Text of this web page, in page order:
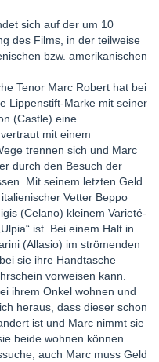
sich auf der um 10
des Films, in der teilweise
bzw. amerikanischen
Tenor Marc Robert hat bei
Lippenstift-Marke mit seiner
(Castle) eine
mit einem
trennen sich und Marc
durch den Besuch der
Mit seinem letzten Geld
Vetter Beppo
(Celano) kleinem Varieté-
ist. Bei einem Halt in
(Allasio) im strömenden
sie ihre Handtasche
vorweisen kann.
ihrem Onkel wohnen und
heraus, dass dieser schon
ist und Marc nimmt sie
beide wohnen können.
auch Marc muss Geld